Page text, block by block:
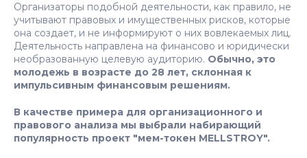
Организаторы подобной деятельности, как правило, не
учитывают правовых и имущественных рисков, которые
она создает, и не информируют о них вовлекаемых лиц.
Деятельность направлена на финансово и юридически
необразованную целевую аудиторию. Обычно, это
молодежь в возрасте до 28 лет, склонная к
импульсивным финансовым решениям.
В качестве примера для организационного и
правового анализа мы выбрали набирающий
популярность проект "мем-токен MELLSTROY".